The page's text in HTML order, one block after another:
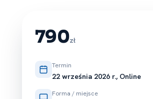
790zł
Termin
22 września 2026 r., Online
Forma / miejsce